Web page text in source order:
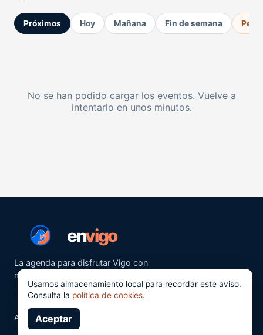
Próximos Hoy Mañana Fin de semana
No se han podido cargar los eventos. Vuelve a
intentarlo en unos minutos.
envigo
La agenda para disfrutar Vigo con
más ganas.
Aviso legalPrivacidad
Usamos almacenamiento local para recordar este aviso.
Consulta la política de cookies.
Aceptar